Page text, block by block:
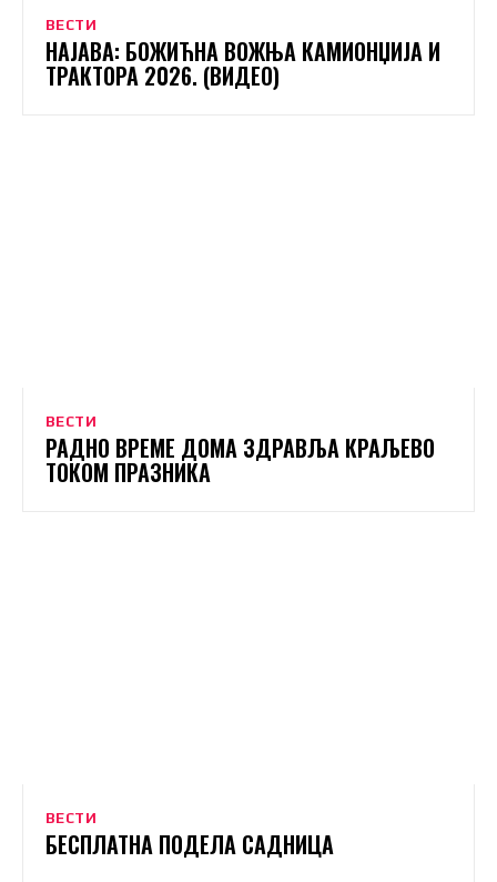
ВЕСТИ
НАЈАВА: БОЖИЋНА ВОЖЊА КАМИОНЏИЈА И
ТРАКТОРА 2026. (ВИДЕО)
ВЕСТИ
РАДНО ВРЕМЕ ДОМА ЗДРАВЉА КРАЉЕВО
ТОКОМ ПРАЗНИКА
ВЕСТИ
БЕСПЛАТНА ПОДЕЛА САДНИЦА